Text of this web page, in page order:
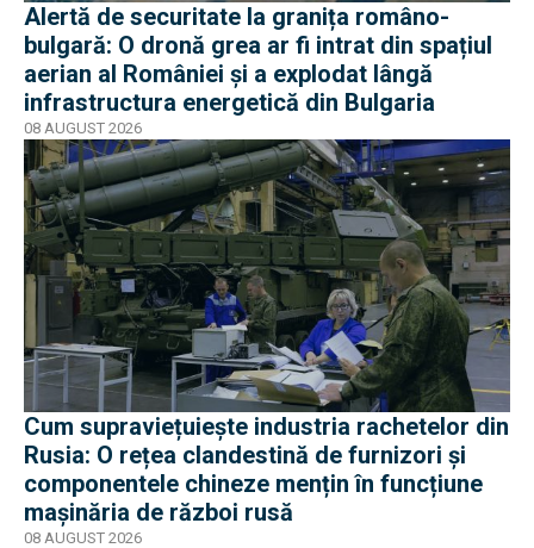
Alertă de securitate la granița româno-
bulgară: O dronă grea ar fi intrat din spațiul
aerian al României și a explodat lângă
infrastructura energetică din Bulgaria
08 AUGUST 2026
Cum supraviețuiește industria rachetelor din
Rusia: O rețea clandestină de furnizori și
componentele chineze mențin în funcțiune
mașinăria de război rusă
08 AUGUST 2026